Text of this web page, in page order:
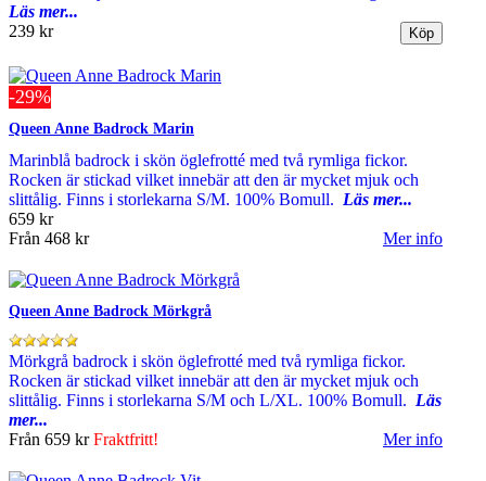
Läs mer...
239 kr
-29%
Queen Anne Badrock Marin
Marinblå badrock i skön öglefrotté med två rymliga fickor.
Rocken är stickad vilket innebär att den är mycket mjuk och
slittålig. Finns i storlekarna S/M. 100% Bomull. Läs mer...
659 kr
Från 468 kr Mer info
Queen Anne Badrock Mörkgrå
Mörkgrå badrock i skön öglefrotté med två rymliga fickor.
Rocken är stickad vilket innebär att den är mycket mjuk och
slittålig. Finns i storlekarna S/M och L/XL. 100% Bomull. Läs
mer...
Från 659 krFraktfritt! Mer info